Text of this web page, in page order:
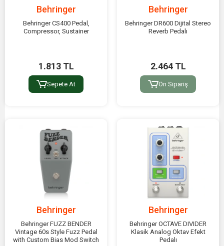
Behringer
Behringer CS400 Pedal,
Compressor, Sustainer
1.813 TL
Sepete At
Behringer
Behringer DR600 Dijital Stereo
Reverb Pedalı
2.464 TL
Ön Sipariş
Behringer
Behringer FUZZ BENDER
Vintage 60s Style Fuzz Pedal
with Custom Bias Mod Switch
Behringer
Behringer OCTAVE DIVIDER
Klasik Analog Oktav Efekt
Pedalı